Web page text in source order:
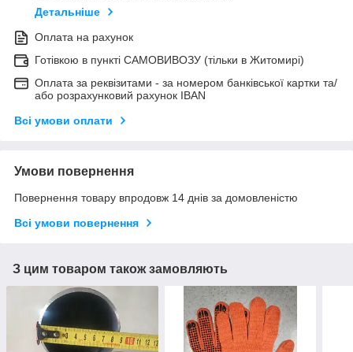
Детальніше
Оплата на рахунок
Готівкою в пункті САМОВИВОЗУ (тільки в Житомирі)
Оплата за реквізитами - за номером банківської картки та/
або розрахунковий рахунок IBAN
Всі умови оплати
Умови повернення
Повернення товару впродовж 14 днів за домовленістю
Всі умови повернення
З цим товаром також замовляють